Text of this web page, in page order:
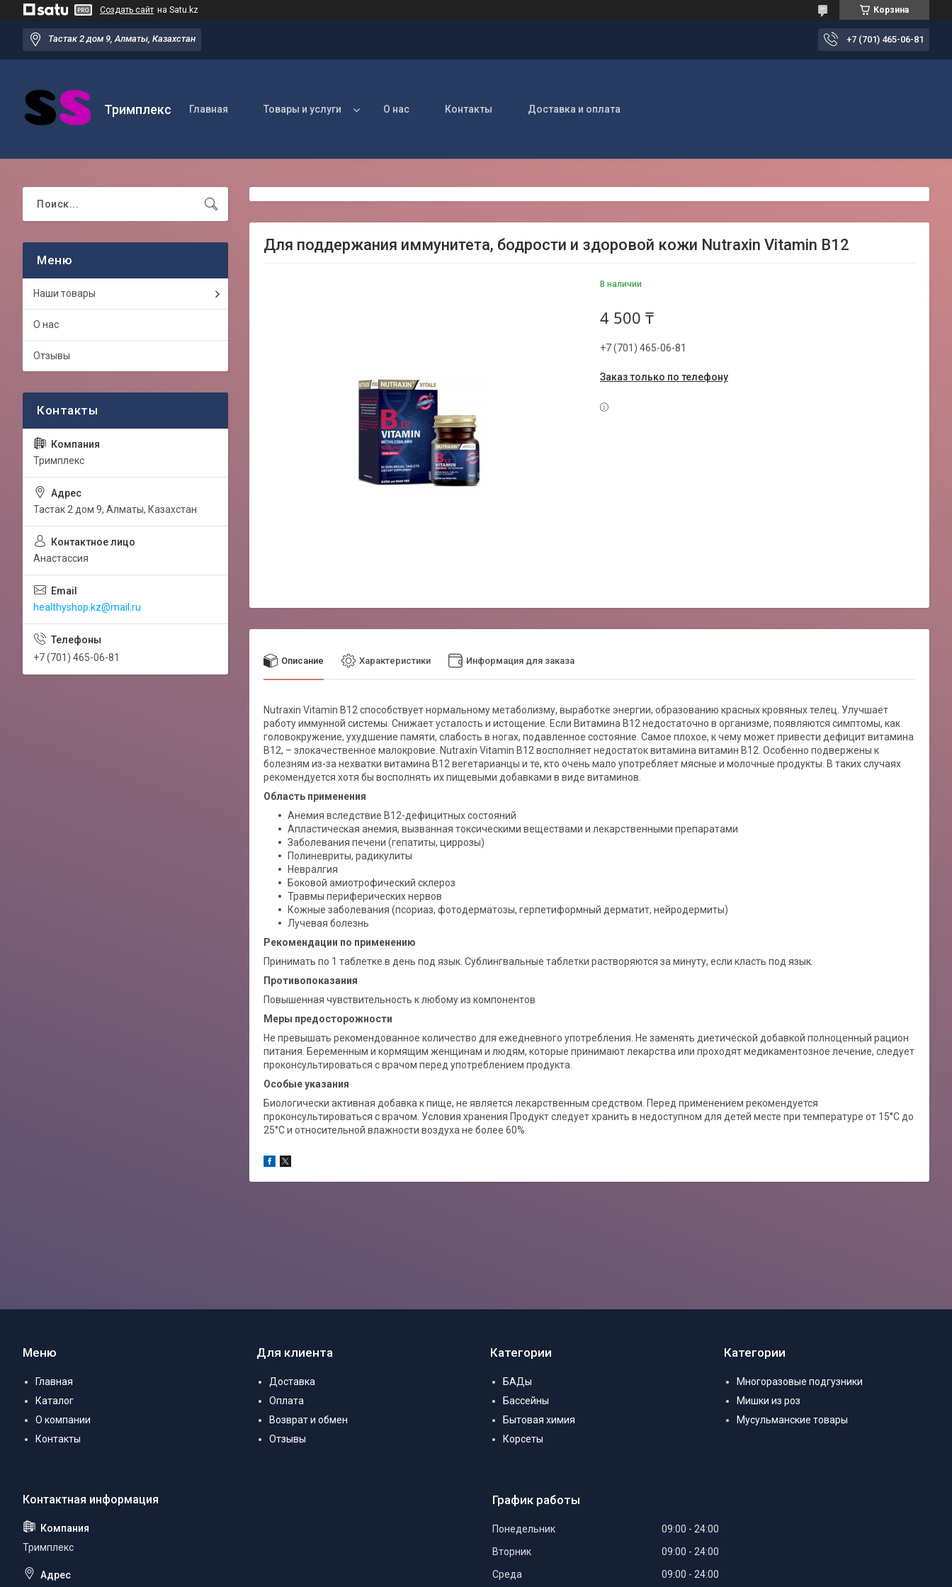
Создать сайт на Satu.kz Корзина
Тастак 2 дом 9, Алматы, Казахстан +7 (701) 465-06-81
Тримплекс Главная Товары и услуги О нас Контакты Доставка и оплата
Для поддержания иммунитета, бодрости и здоровой кожи Nutraxin Vitamin B12
В наличии
4 500 ₸
+7 (701) 465-06-81
Заказ только по телефону
Описание Характеристики Информация для заказа
Nutraxin Vitamin B12 способствует нормальному метаболизму, выработке энергии, образованию красных кровяных телец. Улучшает
работу иммунной системы. Снижает усталость и истощение. Если Витамина B12 недостаточно в организме, появляются симптомы, как
головокружение, ухудшение памяти, слабость в ногах, подавленное состояние. Самое плохое, к чему может привести дефицит витамина
B12, – злокачественное малокровие. Nutraxin Vitamin B12 восполняет недостаток витамина витамин B12. Особенно подвержены к
болезням из-за нехватки витамина B12 вегетарианцы и те, кто очень мало употребляет мясные и молочные продукты. В таких случаях
рекомендуется хотя бы восполнять их пищевыми добавками в виде витаминов.
Область применения
Анемия вследствие В12-дефицитных состояний
Апластическая анемия, вызванная токсическими веществами и лекарственными препаратами
Заболевания печени (гепатиты, циррозы)
Полиневриты, радикулиты
Невралгия
Боковой амиотрофический склероз
Травмы периферических нервов
Кожные заболевания (псориаз, фотодерматозы, герпетиформный дерматит, нейродермиты)
Лучевая болезнь
Рекомендации по применению
Принимать по 1 таблетке в день под язык. Сублингвальные таблетки растворяются за минуту, если класть под язык.
Противопоказания
Повышенная чувствительность к любому из компонентов
Меры предосторожности
Не превышать рекомендованное количество для ежедневного употребления. Не заменять диетической добавкой полноценный рацион
питания. Беременным и кормящим женщинам и людям, которые принимают лекарства или проходят медикаментозное лечение, следует
проконсультироваться с врачом перед употреблением продукта.
Особые указания
Биологически активная добавка к пище, не является лекарственным средством. Перед применением рекомендуется
проконсультироваться с врачом. Условия хранения Продукт следует хранить в недоступном для детей месте при температуре от 15°С до
25°С и относительной влажности воздуха не более 60%.
Наши товары
О нас
Отзывы
Тримплекс
Тастак 2 дом 9, Алматы, Казахстан
Анастассия
healthyshop.kz@mail.ru
+7 (701) 465-06-81
Меню
Главная
Каталог
О компании
Контакты
Для клиента
Доставка
Оплата
Возврат и обмен
Отзывы
Категории
БАДы
Бассейны
Бытовая химия
Корсеты
Категории
Многоразовые подгузники
Мишки из роз
Мусульманские товары
Тримплекс
График работы
Понедельник 09:00
24:00
Вторник
09:00
24:00
Среда
09:00 24:00